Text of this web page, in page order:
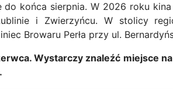
do końca sierpnia. W 2026 roku
i Zwierzyńcu. W stolicy
Browaru Perła przy ul.
Wystarczy znaleźć miejsce